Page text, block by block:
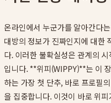
온라인에서 누군가를 알아간다
대방의 정보가 진짜인지에 대한
다. 이러한 불확실성은 관계의
입니다. **위피(WIPPY)**는 이
하는 가장 첫 단추, 바로 프로필
을 집중합니다. 이것이 바로 위